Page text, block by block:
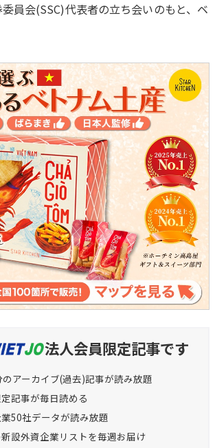
員会(SSC)代表者の立ち会いのもと、ベ
法人会員限定記事です
のアーカイブ(過去)記事が読み放題
記事が毎日読める
50社データが読み放題
設外資企業リストを毎週お届け